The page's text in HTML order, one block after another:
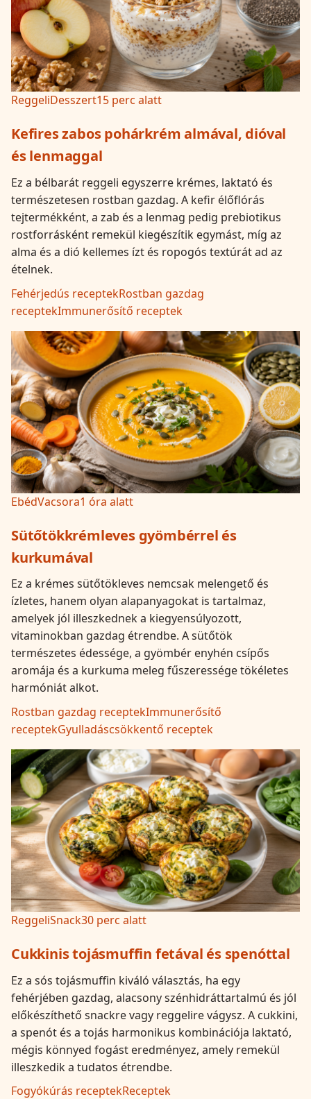
ReggeliDesszert15 perc alatt
Kefires zabos pohárkrém almával, dióval
és lenmaggal
Ez a bélbarát reggeli egyszerre krémes, laktató és
természetesen rostban gazdag. A kefir élőflórás
tejtermékként, a zab és a lenmag pedig prebiotikus
rostforrásként remekül kiegészítik egymást, míg az
alma és a dió kellemes ízt és ropogós textúrát ad az
ételnek.
Fehérjedús receptekRostban gazdag
receptekImmunerősítő receptek
EbédVacsora1 óra alatt
Sütőtökkrémleves gyömbérrel és
kurkumával
Ez a krémes sütőtökleves nemcsak melengető és
ízletes, hanem olyan alapanyagokat is tartalmaz,
amelyek jól illeszkednek a kiegyensúlyozott,
vitaminokban gazdag étrendbe. A sütőtök
természetes édessége, a gyömbér enyhén csípős
aromája és a kurkuma meleg fűszeressége tökéletes
harmóniát alkot.
Rostban gazdag receptekImmunerősítő
receptekGyulladáscsökkentő receptek
ReggeliSnack30 perc alatt
Cukkinis tojásmuffin fetával és spenóttal
Ez a sós tojásmuffin kiváló választás, ha egy
fehérjében gazdag, alacsony szénhidráttartalmú és jól
előkészíthető snackre vagy reggelire vágysz. A cukkini,
a spenót és a tojás harmonikus kombinációja laktató,
mégis könnyed fogást eredményez, amely remekül
illeszkedik a tudatos étrendbe.
Fogyókúrás receptekReceptek